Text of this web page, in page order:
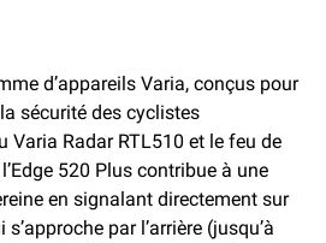
d’appareils Varia, conçus pour
sécurité des cyclistes
Varia Radar RTL510 et le feu de
520 Plus contribue à une
en signalant directement sur
par l’arrière (jusqu’à